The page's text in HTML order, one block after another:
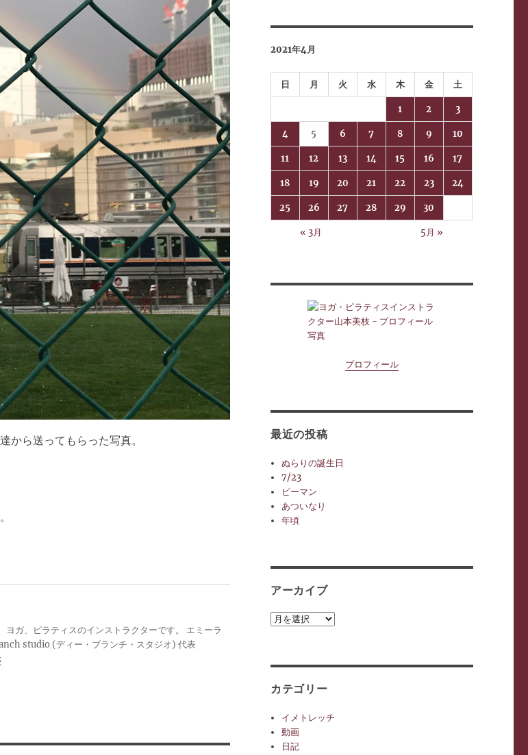
から送ってもらった写真。
ヨガ、ピラティスのインストラクターです。 エミーラ
studio (ディー・ブランチ・スタジオ) 代表
2021年4月
日 月 火 水 木 金 土
1 2 3
4 5 6 7 8 9 10
11 12 13 14 15 16 17
18 19 20 21 22 23 24
25 26 27 28 29 30
« 3月 5月 »
プロフィール
最近の投稿
ぬらりの誕生日
7/23
ピーマン
あついなり
年頃
アーカイブ
ア
イ
カテゴリー
イメトレッチ
動画
日記